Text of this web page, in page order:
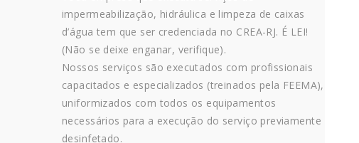
impermeabilização, hidráulica e limpeza de caixas
d’água tem que ser credenciada no CREA-RJ. É LEI!
(Não se deixe enganar, verifique).
Nossos serviços são executados com profissionais
capacitados e especializados (treinados pela FEEMA),
uniformizados com todos os equipamentos
necessários para a execução do serviço previamente
desinfetado.